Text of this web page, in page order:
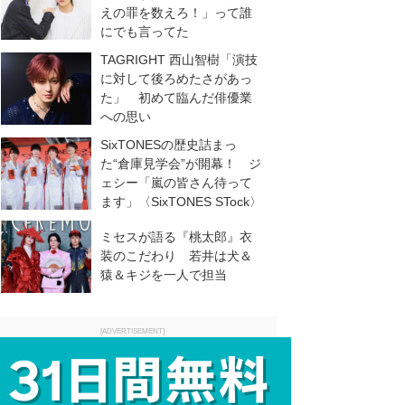
えの罪を数えろ！」って誰
にでも言ってた
TAGRIGHT 西山智樹「演技
に対して後ろめたさがあっ
た」 初めて臨んだ俳優業
への思い
SixTONESの歴史詰まっ
た“倉庫見学会”が開幕！ ジ
ェシー「嵐の皆さん待って
ます」〈SixTONES STock〉
ミセスが語る『桃太郎』衣
装のこだわり 若井は犬＆
猿＆キジを一人で担当
[ADVERTISEMENT]